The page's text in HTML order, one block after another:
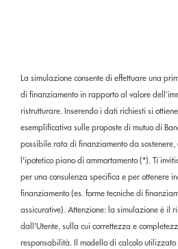
La simulazione consente di effettuare una
di finanziamento in rapporto al valore
ristrutturare. Inserendo i dati richiesti si
esemplificativa sulle proposte di mutuo di
possibile rata di finanziamento da
l'ipotetico piano di ammortamento (*). Ti
per una consulenza specifica e per ottenere
finanziamento (es. forme tecniche di
assicurative). Attenzione: la simulazione è il
dall'Utente, sulla cui correttezza e
responsabilità. Il modello di calcolo